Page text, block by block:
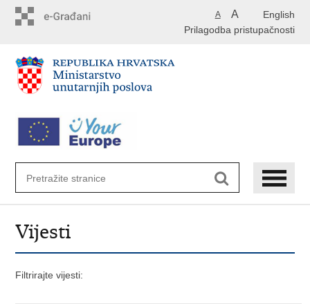
English
A A
Prilagodba pristupačnosti
Vijesti
Filtrirajte vijesti: